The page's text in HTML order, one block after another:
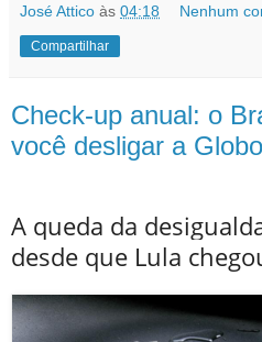
José Attico às 04:18 Nenhum
Compartilhar
Check-up anual: o
você desligar a
A queda da
desde que Lula